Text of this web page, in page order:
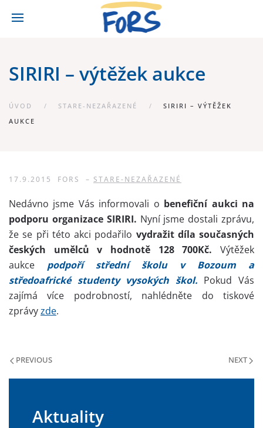
SIRIRI – výtěžek aukce
ÚVOD STARE-NEZAŘAZENÉ
SIRIRI – VÝTĚŽEK
AUKCE
17.9.2015 FORS – STARE-NEZAŘAZENÉ
Nedávno jsme Vás informovali o benefiční aukci na
podporu organizace SIRIRI. Nyní jsme dostali zprávu,
že se při této akci podařilo vydražit díla současných
českých umělců v hodnotě 128 700Kč. Výtěžek
aukce podpoří střední školu v Bozoum a
středoafrické studenty vysokých škol. Pokud Vás
zajímá více podrobností, nahlédněte do tiskové
zprávyzde.
PREVIOUS NEXT
Aktuality